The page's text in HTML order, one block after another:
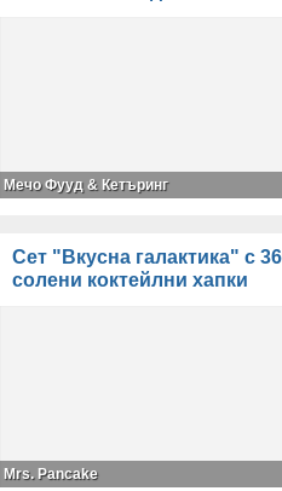
Мечо Фууд & Кетъринг
Сет "Вкусна галактика" с
солени коктейлни хапки
Mrs. Pancake